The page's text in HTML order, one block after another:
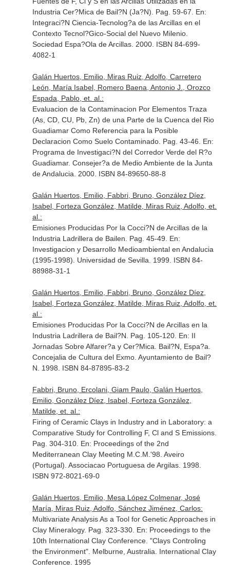
Industria Cer?Mica de Bail?N (Ja?N). Pag. 59-67. En:
Integraci?N Ciencia-Tecnolog?a de las Arcillas en el
Contexto Tecnol?Gico-Social del Nuevo Milenio.
Sociedad Espa?Ola de Arcillas. 2000. ISBN 84-699-
4082-1
Galán Huertos, Emilio, Miras Ruiz, Adolfo, Carretero
León, María Isabel, Romero Baena, Antonio J., Orozco
Espada, Pablo, et. al.:
Evaluacion de la Contaminacion Por Elementos Traza
(As, CD, CU, Pb, Zn) de una Parte de la Cuenca del Rio
Guadiamar Como Referencia para la Posible
Declaracion Como Suelo Contaminado. Pag. 43-46. En:
Programa de Investigaci?N del Corredor Verde del R?o
Guadiamar. Consejer?a de Medio Ambiente de la Junta
de Andalucia. 2000. ISBN 84-89650-88-8
Galán Huertos, Emilio, Fabbri, Bruno, González Díez,
Isabel, Forteza González, Matilde, Miras Ruiz, Adolfo, et.
al.:
Emisiones Producidas Por la Cocci?N de Arcillas de la
Industria Ladrillera de Bailen. Pag. 45-49. En:
Investigacion y Desarrollo Medioambiental en Andalucia
(1995-1998) . Universidad de Sevilla. 1999. ISBN 84-
88988-31-1
Galán Huertos, Emilio, Fabbri, Bruno, González Díez,
Isabel, Forteza González, Matilde, Miras Ruiz, Adolfo, et.
al.:
Emisiones Producidas Por la Cocci?N de Arcillas en la
Industria Ladrillera de Bail?N. Pag. 105-120. En: II
Jornadas Sobre Alfarer?a y Cer?Mica . Bail?N, Espa?a.
Concejalia de Cultura del Exmo. Ayuntamiento de Bail?
N. 1998. ISBN 84-87895-83-2
Fabbri, Bruno, Ercolani, Giam Paulo, Galán Huertos,
Emilio, González Díez, Isabel, Forteza González,
Matilde, et. al.:
Firing of Ceramic Clays in Industry and in Laboratory: a
Comparative Study for Controlling F, Cl and S Emissions.
Pag. 304-310. En: Proceedings of the 2nd
Mediterranean Clay Meeting M.C.M.'98 . Aveiro
(Portugal). Associacao Portuguesa de Argilas. 1998.
ISBN 972-8021-69-0
Galán Huertos, Emilio, Mesa López Colmenar, José
María, Miras Ruiz, Adolfo, Sánchez Jiménez, Carlos:
Multivariate Analysis As a Tool for Genetic Approaches in
Clay Mineralogy. Pag. 323-330. En: Proceedings to the
10th International Clay Conference. "Clays Controling
the Environment". Melburne, Australia. International Clay
Conference. 1995